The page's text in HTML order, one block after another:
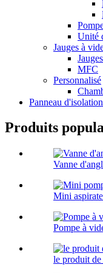
Unité
Jauges à
MFC
Personnalisé
Panneau
Produits
Vanne
Mini
Pompe à
le produit